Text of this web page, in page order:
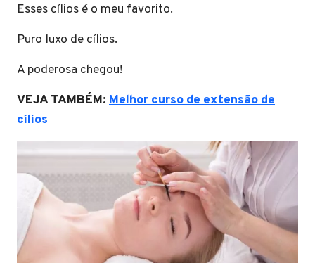
Esses cílios é o meu favorito.
Puro luxo de cílios.
A poderosa chegou!
VEJA TAMBÉM: Melhor curso de extensão de
cílios